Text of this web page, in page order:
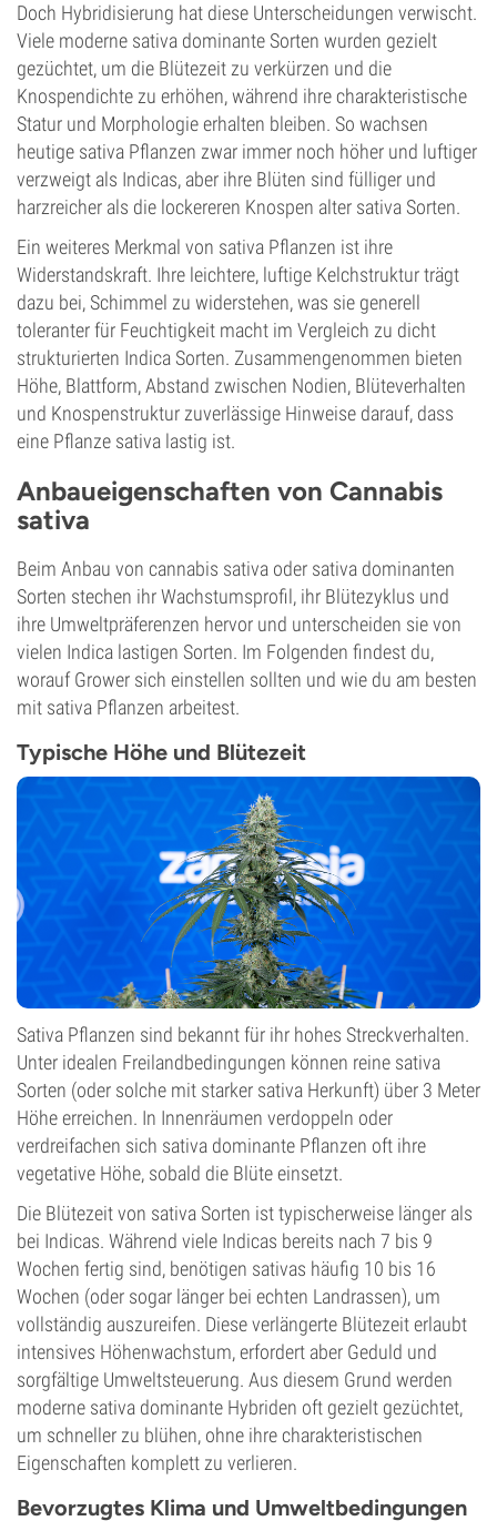
Doch Hybridisierung hat diese Unterscheidungen verwischt.
Viele moderne sativa dominante Sorten wurden gezielt
gezüchtet, um die Blütezeit zu verkürzen und die
Knospendichte zu erhöhen, während ihre charakteristische
Statur und Morphologie erhalten bleiben. So wachsen
heutige sativa Pflanzen zwar immer noch höher und luftiger
verzweigt als Indicas, aber ihre Blüten sind fülliger und
harzreicher als die lockereren Knospen alter sativa Sorten.
Ein weiteres Merkmal von sativa Pflanzen ist ihre
Widerstandskraft. Ihre leichtere, luftige Kelchstruktur trägt
dazu bei, Schimmel zu widerstehen, was sie generell
toleranter für Feuchtigkeit macht im Vergleich zu dicht
strukturierten Indica Sorten. Zusammengenommen bieten
Höhe, Blattform, Abstand zwischen Nodien, Blüteverhalten
und Knospenstruktur zuverlässige Hinweise darauf, dass
eine Pflanze sativa lastig ist.
Anbaueigenschaften von Cannabis
sativa
Beim Anbau von cannabis sativa oder sativa dominanten
Sorten stechen ihr Wachstumsprofil, ihr Blütezyklus und
ihre Umweltpräferenzen hervor und unterscheiden sie von
vielen Indica lastigen Sorten. Im Folgenden findest du,
worauf Grower sich einstellen sollten und wie du am besten
mit sativa Pflanzen arbeitest.
Typische Höhe und Blütezeit
Sativa Pflanzen sind bekannt für ihr hohes Streckverhalten.
Unter idealen Freilandbedingungen können reine sativa
Sorten (oder solche mit starker sativa Herkunft) über 3 Meter
Höhe erreichen. In Innenräumen verdoppeln oder
verdreifachen sich sativa dominante Pflanzen oft ihre
vegetative Höhe, sobald die Blüte einsetzt.
Die Blütezeit von sativa Sorten ist typischerweise länger als
bei Indicas. Während viele Indicas bereits nach 7 bis 9
Wochen fertig sind, benötigen sativas häufig 10 bis 16
Wochen (oder sogar länger bei echten Landrassen), um
vollständig auszureifen. Diese verlängerte Blütezeit erlaubt
intensives Höhenwachstum, erfordert aber Geduld und
sorgfältige Umweltsteuerung. Aus diesem Grund werden
moderne sativa dominante Hybriden oft gezielt gezüchtet,
um schneller zu blühen, ohne ihre charakteristischen
Eigenschaften komplett zu verlieren.
Bevorzugtes Klima und Umweltbedingungen